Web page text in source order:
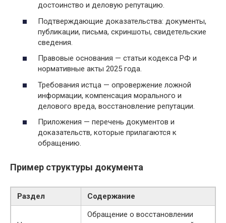
достоинство и деловую репутацию.
Подтверждающие доказательства: документы,
публикации, письма, скриншоты, свидетельские
сведения.
Правовые основания — статьи кодекса РФ и
нормативные акты 2025 года.
Требования истца — опровержение ложной
информации, компенсация морального и
делового вреда, восстановление репутации.
Приложения — перечень документов и
доказательств, которые прилагаются к
обращению.
Пример структуры документа
Раздел Содержание
Обращение о восстановлении